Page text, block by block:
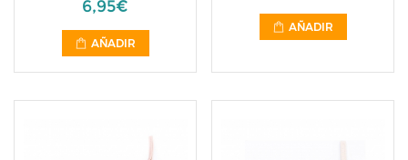
6,95€
AÑADIR
AÑADIR